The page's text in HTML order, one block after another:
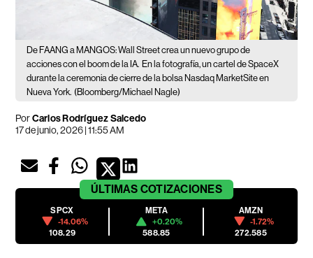
De FAANG a MANGOS: Wall Street crea un nuevo grupo de
acciones con el boom de la IA. En la fotografía, un cartel de SpaceX
durante la ceremonia de cierre de la bolsa Nasdaq MarketSite en
Nueva York. (Bloomberg/Michael Nagle)
PorCarlos Rodríguez Salcedo
17 de junio, 2026 | 11:55 AM
ÚLTIMAS COTIZACIONES
SPCX
-14.06%
108.29
META
+0.20%
588.85
AMZN
-1.72%
272.585